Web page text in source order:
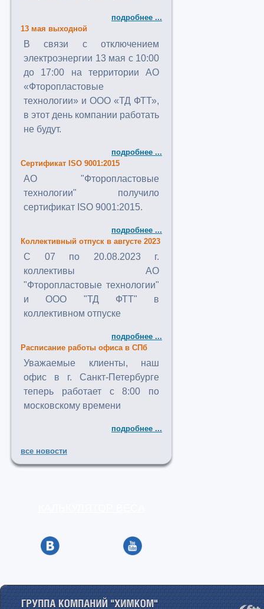
подробнее ...
13 мая выходной
В связи с отключением
электроэнергии 13 мая с 10:00
до 17:00 на территории АО
«Фторопластовые
технологии» и ООО «ТД ФТТ»,
в этот день компании работать
не будут.
подробнее ...
Сертификат ISO 9001:2015
АО "Фторопластовые
технологии" получило
сертификат ISO 9001:2015.
подробнее ...
Коллективный отпуск в августе 2023
C 07 по 20.08.2023 г.
коллективы АО
"Фторопластовые технологии"
и ООО "ТД ФТТ" в
коллективном отпуске
подробнее ...
Расписание работы офиса в СПб
Уважаемые клиенты, наш
офис в г. Санкт-Петербурге
теперь работает с 8:00 по
московскому времени
подробнее ...
все новости